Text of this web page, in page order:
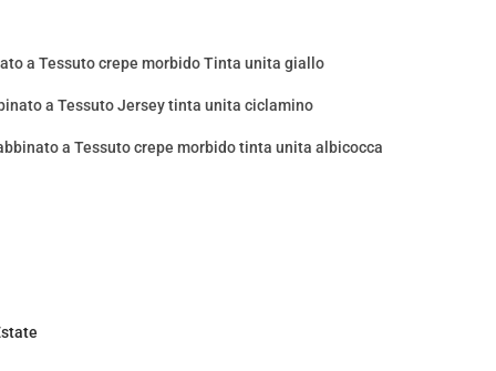
a Tessuto crepe morbido Tinta unita giallo
a Tessuto Jersey tinta unita ciclamino
a Tessuto crepe morbido tinta unita albicocca